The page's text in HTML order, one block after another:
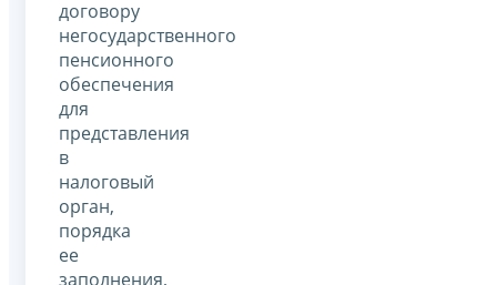
договору
негосударственного
пенсионного
обеспечения
для
представления
в
налоговый
орган,
порядка
ее
заполнения,